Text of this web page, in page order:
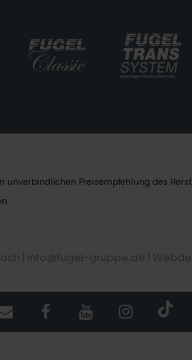
Preisempfehlung des
| info@fugel-gruppe.de |